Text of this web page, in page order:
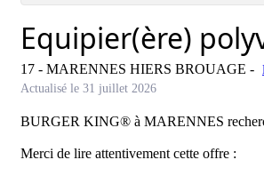
Equipier(ère)
17 - MARENNES HIERS BROUAGE -
Actualisé le 31 juillet 2026
BURGER KING® à MARENNES
Merci de lire attentivement cette offre :